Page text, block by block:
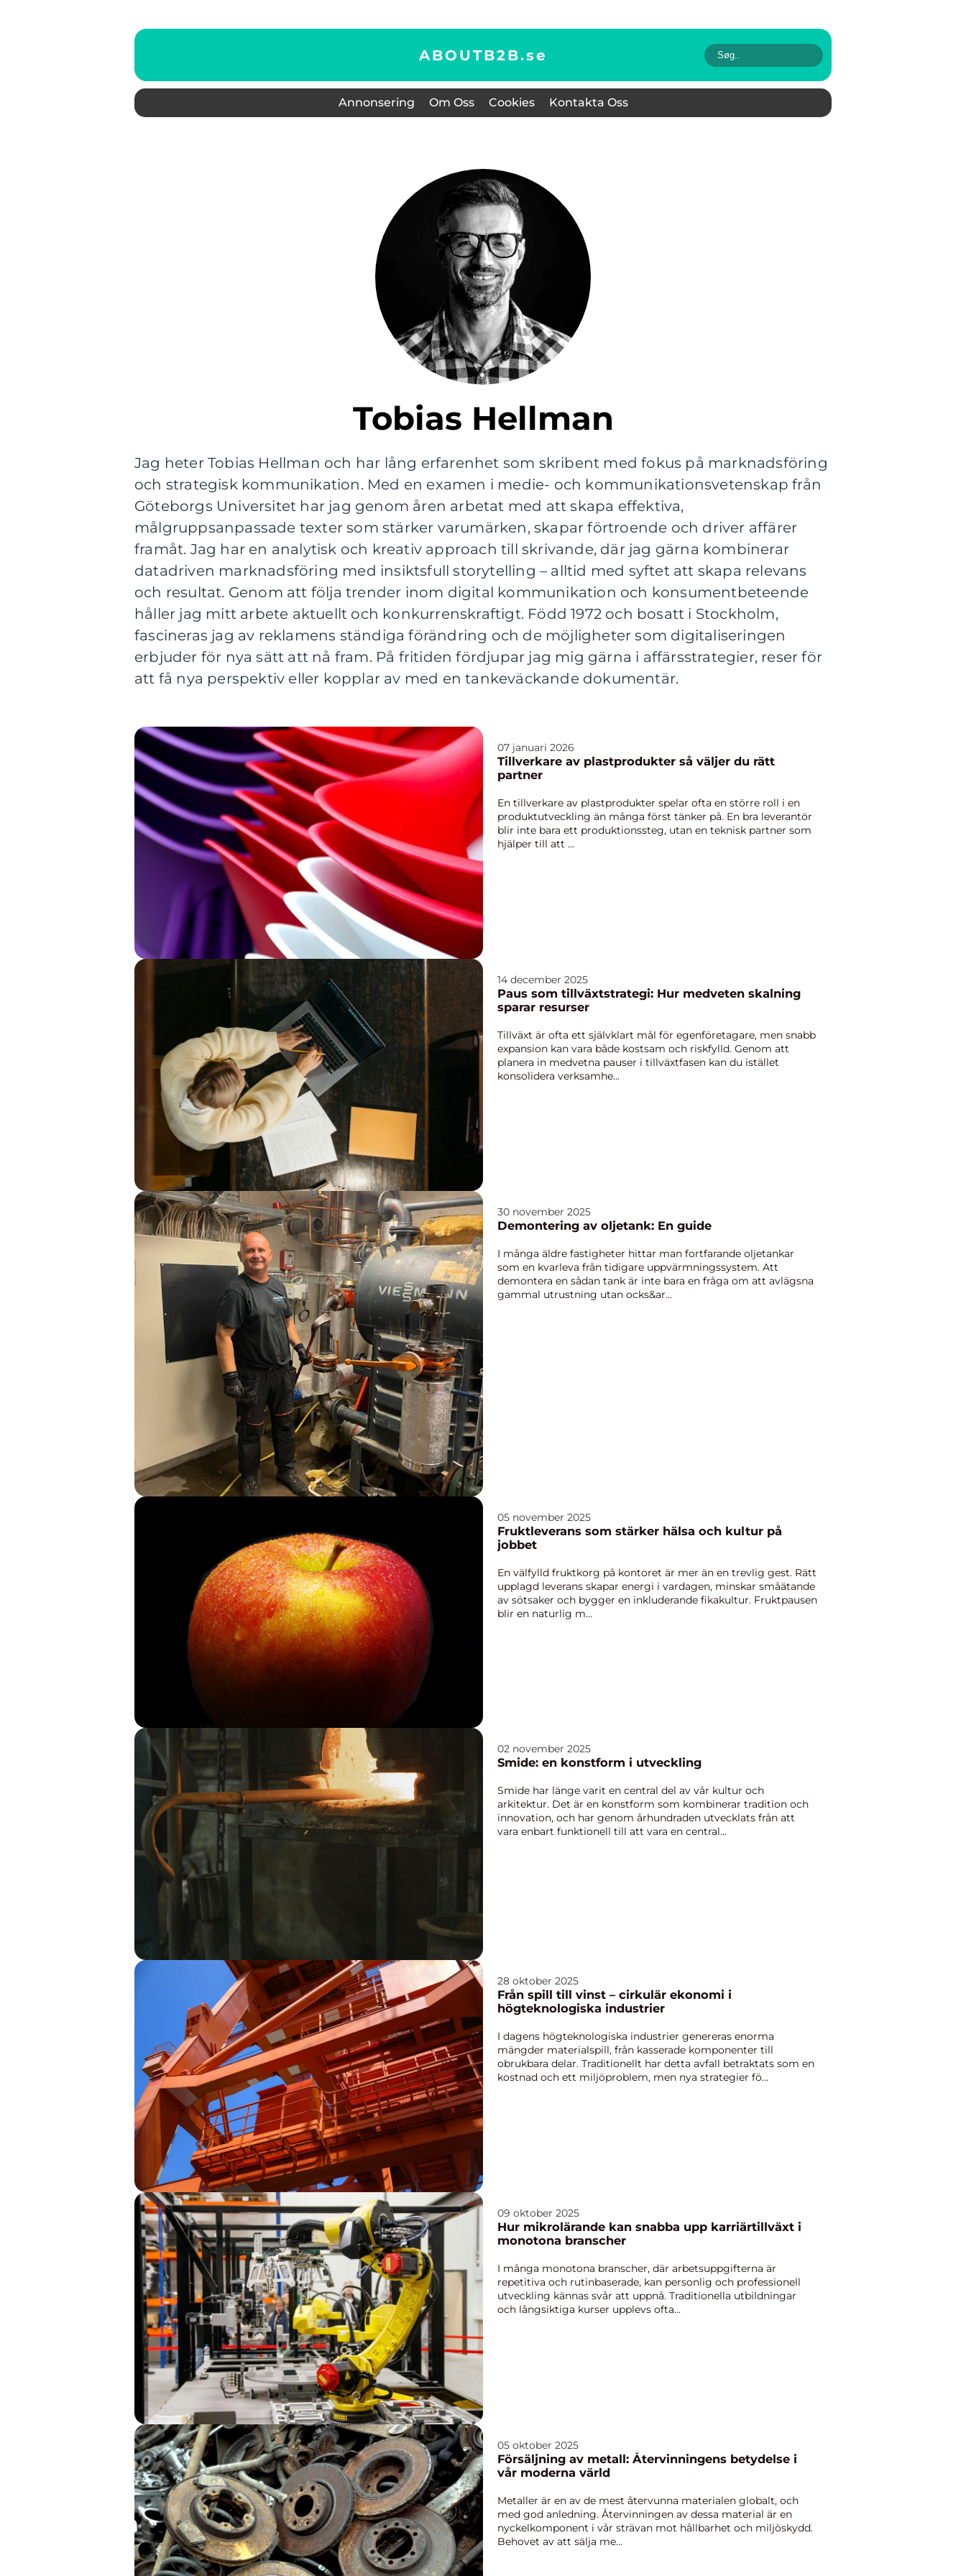
ABOUTB2B.se
Annonsering Om Oss Cookies Kontakta Oss
Tobias Hellman
Jag heter Tobias Hellman och har lång erfarenhet som skribent med fokus på marknadsföring
och strategisk kommunikation. Med en examen i medie- och kommunikationsvetenskap från
Göteborgs Universitet har jag genom åren arbetat med att skapa effektiva,
målgruppsanpassade texter som stärker varumärken, skapar förtroende och driver affärer
framåt. Jag har en analytisk och kreativ approach till skrivande, där jag gärna kombinerar
datadriven marknadsföring med insiktsfull storytelling – alltid med syftet att skapa relevans
och resultat. Genom att följa trender inom digital kommunikation och konsumentbeteende
håller jag mitt arbete aktuellt och konkurrenskraftigt. Född 1972 och bosatt i Stockholm,
fascineras jag av reklamens ständiga förändring och de möjligheter som digitaliseringen
erbjuder för nya sätt att nå fram. På fritiden fördjupar jag mig gärna i affärsstrategier, reser för
att få nya perspektiv eller kopplar av med en tankeväckande dokumentär.
07 januari 2026
Tillverkare av plastprodukter så väljer du rätt
partner
En tillverkare av plastprodukter spelar ofta en större roll i en
produktutveckling än många först tänker på. En bra leverantör
blir inte bara ett produktionssteg, utan en teknisk partner som
hjälper till att ...
14 december 2025
Paus som tillväxtstrategi: Hur medveten skalning
sparar resurser
Tillväxt är ofta ett självklart mål för egenföretagare, men snabb
expansion kan vara både kostsam och riskfylld. Genom att
planera in medvetna pauser i tillväxtfasen kan du istället
konsolidera verksamhe...
30 november 2025
Demontering av oljetank: En guide
I många äldre fastigheter hittar man fortfarande oljetankar
som en kvarleva från tidigare uppvärmningssystem. Att
demontera en sådan tank är inte bara en fråga om att avlägsna
gammal utrustning utan ocks&ar...
05 november 2025
Fruktleverans som stärker hälsa och kultur på
jobbet
En välfylld fruktkorg på kontoret är mer än en trevlig gest. Rätt
upplagd leverans skapar energi i vardagen, minskar småätande
av sötsaker och bygger en inkluderande fikakultur. Fruktpausen
blir en naturlig m...
02 november 2025
Smide: en konstform i utveckling
Smide har länge varit en central del av vår kultur och
arkitektur. Det är en konstform som kombinerar tradition och
innovation, och har genom århundraden utvecklats från att
vara enbart funktionell till att vara en central...
28 oktober 2025
Från spill till vinst – cirkulär ekonomi i
högteknologiska industrier
I dagens högteknologiska industrier genereras enorma
mängder materialspill, från kasserade komponenter till
obrukbara delar. Traditionellt har detta avfall betraktats som en
kostnad och ett miljöproblem, men nya strategier fö...
09 oktober 2025
Hur mikrolärande kan snabba upp karriärtillväxt i
monotona branscher
I många monotona branscher, där arbetsuppgifterna är
repetitiva och rutinbaserade, kan personlig och professionell
utveckling kännas svår att uppnå. Traditionella utbildningar
och långsiktiga kurser upplevs ofta...
05 oktober 2025
Försäljning av metall: Återvinningens betydelse i
vår moderna värld
Metaller är en av de mest återvunna materialen globalt, och
med god anledning. Återvinningen av dessa material är en
nyckelkomponent i vår strävan mot hållbarhet och miljöskydd.
Behovet av att sälja me...